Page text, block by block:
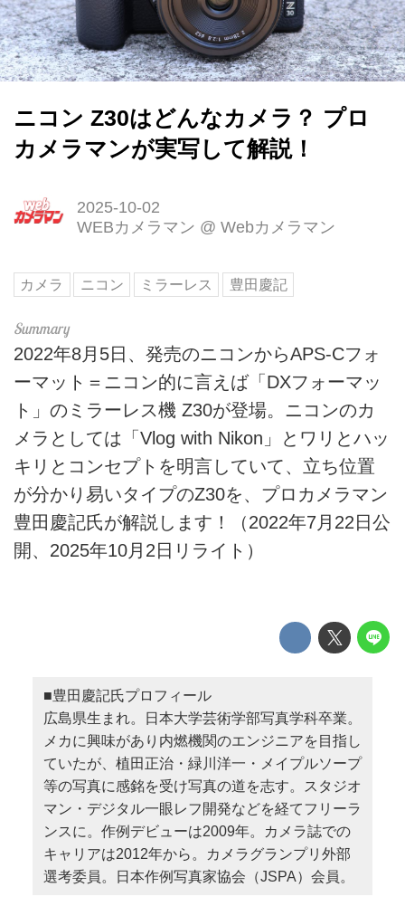
ニコン Z30はどんなカメラ？ プロ
カメラマンが実写して解説！
2025-10-02
WEBカメラマン @ Webカメラマン
カメラ ニコン ミラーレス 豊田慶記
2022年8月5日、発売のニコンからAPS-Cフォ
ーマット＝ニコン的に言えば「DXフォーマッ
ト」のミラーレス機 Z30が登場。ニコンのカ
メラとしては「Vlog with Nikon」とワリとハッ
キリとコンセプトを明言していて、立ち位置
が分かり易いタイプのZ30を、プロカメラマン
豊田慶記氏が解説します！（2022年7月22日公
開、2025年10月2日リライト）
■豊田慶記氏プロフィール
広島県生まれ。日本大学芸術学部写真学科卒業。
メカに興味があり内燃機関のエンジニアを目指し
ていたが、植田正治・緑川洋一・メイプルソープ
等の写真に感銘を受け写真の道を志す。スタジオ
マン・デジタル一眼レフ開発などを経てフリーラ
ンスに。作例デビューは2009年。カメラ誌での
キャリアは2012年から。カメラグランプリ外部
選考委員。日本作例写真家協会（JSPA）会員。